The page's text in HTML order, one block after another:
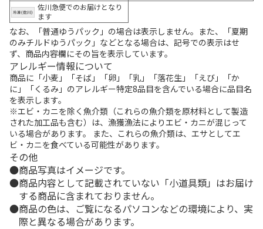
佐川急便でのお届けとなり
ます
なお、「普通ゆうパック」の場合は表示しません。また、「夏期
のみチルドゆうパック」などとなる場合は、記号での表示はせ
ず、商品内容欄にその旨を表示しています。
アレルギー情報について
商品に「小麦」「そば」「卵」「乳」「落花生」「えび」「か
に」「くるみ」のアレルギー特定8品目を含んでいる場合に品目名
を表示します。
※エビ・カニを除く魚介類（これらの魚介類を原材料として製造
された加工品も含む）は、漁獲漁法によりエビ・カニが混じって
いる場合があります。 また、これらの魚介類は、エサとしてエ
ビ・カニを食べている可能性があります。
その他
商品写真はイメージです。
商品内容として記載されていない「小道具類」はお届け
する商品に含まれておりません。
商品の色は、ご覧になるパソコンなどの環境により、実
際と異なる場合があります。